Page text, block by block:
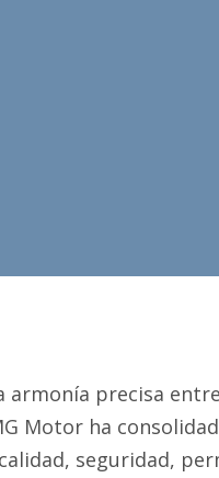
armonía precisa
Motor ha
seguridad,